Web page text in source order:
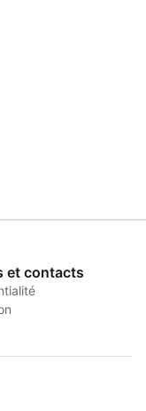
et contacts